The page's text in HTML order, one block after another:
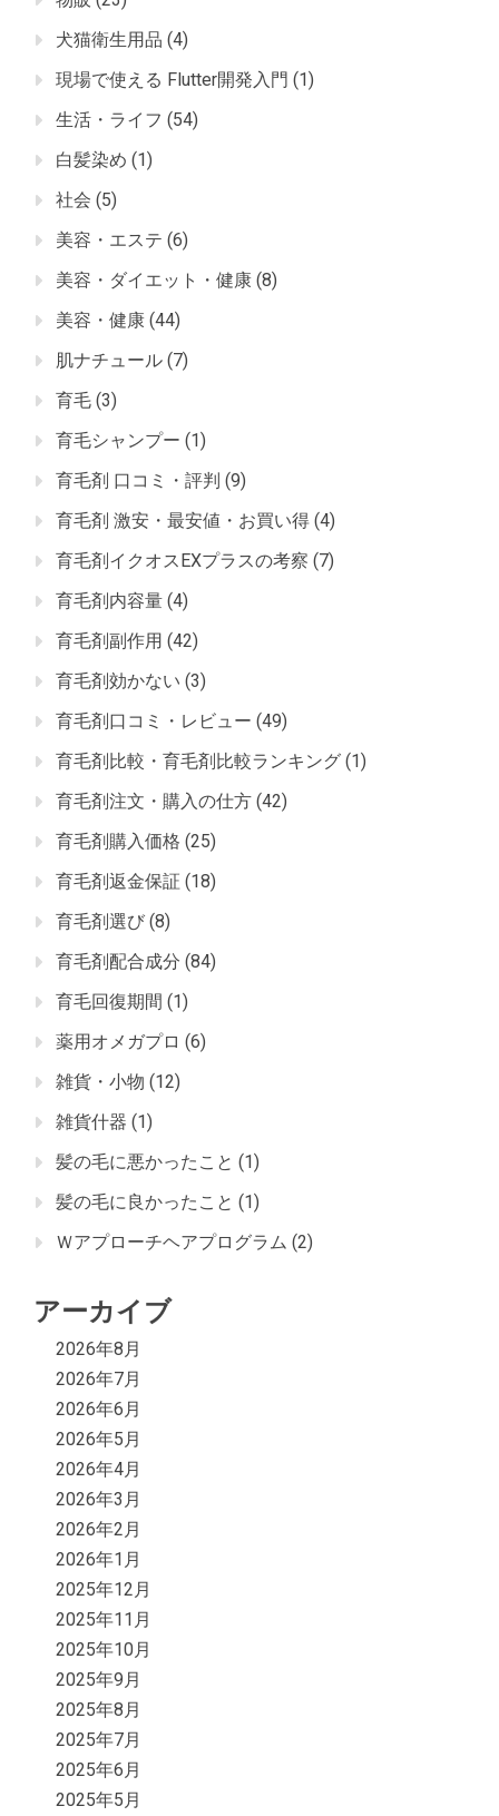
犬猫衛生用品 (4)
現場で使える Flutter開発入門 (1)
生活・ライフ (54)
白髪染め (1)
社会 (5)
美容・エステ (6)
美容・ダイエット・健康 (8)
美容・健康 (44)
肌ナチュール (7)
育毛 (3)
育毛シャンプー (1)
育毛剤 口コミ・評判 (9)
育毛剤 激安・最安値・お買い得 (4)
育毛剤イクオスEXプラスの考察 (7)
育毛剤内容量 (4)
育毛剤副作用 (42)
育毛剤効かない (3)
育毛剤口コミ・レビュー (49)
育毛剤比較・育毛剤比較ランキング (1)
育毛剤注文・購入の仕方 (42)
育毛剤購入価格 (25)
育毛剤返金保証 (18)
育毛剤選び (8)
育毛剤配合成分 (84)
育毛回復期間 (1)
薬用オメガプロ (6)
雑貨・小物 (12)
雑貨什器 (1)
髪の毛に悪かったこと (1)
髪の毛に良かったこと (1)
Ｗアプローチヘアプログラム (2)
アーカイブ
2026年8月
2026年7月
2026年6月
2026年5月
2026年4月
2026年3月
2026年2月
2026年1月
2025年12月
2025年11月
2025年10月
2025年9月
2025年8月
2025年7月
2025年6月
2025年5月